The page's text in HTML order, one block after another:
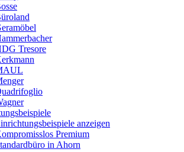
Tresore
anzeigen
Premium
in Ahorn